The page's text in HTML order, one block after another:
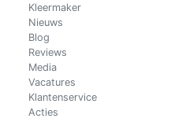
Kleermaker
Nieuws
Blog
Reviews
Media
Vacatures
Klantenservice
Acties